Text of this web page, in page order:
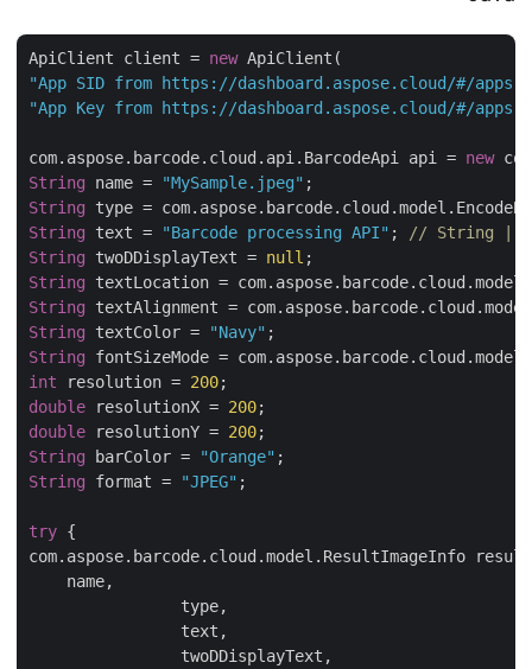
ApiClient client = new
"App SID from https://dashboard.aspose.cloud/#/
"App Key from https://dashboard.aspose.cloud/#/
com.aspose.barcode.cloud.api.BarcodeApi api = new
String name = "MySample.jpeg"
String
String text = "Barcode processing API" ; // String |
String twoDDisplayText = null
String
String
String textColor = "Navy"
String
int resolution = 200
double resolutionX = 200
double resolutionY = 200
String barColor = "Orange"
String format = "JPEG"
try {
com.aspose.barcode.cloud.model.ResultImageInfo
    name,
		type,
		text,
		twoDDisplayText,